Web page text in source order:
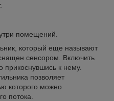
помещений.
который еще называют
сенсором. Включить
прикоснувшись к нему.
позволяет
которого можно
потока.